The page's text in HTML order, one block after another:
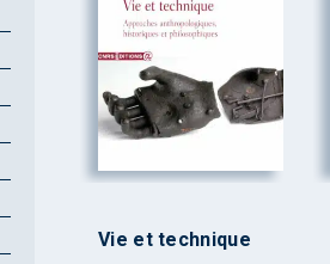
Vie et technique